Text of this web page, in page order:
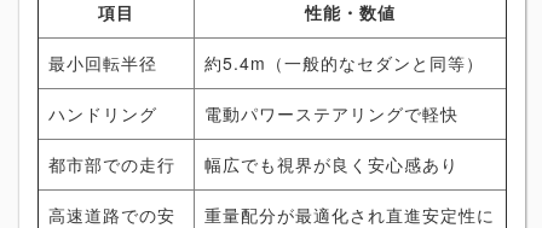
項目 性能・数値
最小回転半径 約5.4m（一般的なセダンと同等）
ハンドリング 電動パワーステアリングで軽快
都市部での走行 幅広でも視界が良く安心感あり
高速道路での安
重量配分が最適化され直進安定性に